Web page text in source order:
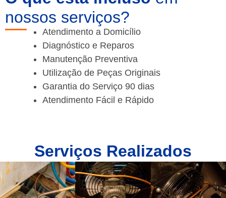
nossos serviços?
Atendimento a Domicílio
Diagnóstico e Reparos
Manutenção Preventiva
Utilização de Peças Originais
Garantia do Serviço 90 dias
Atendimento Fácil e Rápido
Serviços Realizados